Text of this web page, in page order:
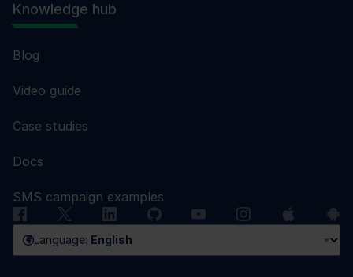
Knowledge hub
Blog
Video guide
Case studies
Docs
SMS campaign examples
Language: English